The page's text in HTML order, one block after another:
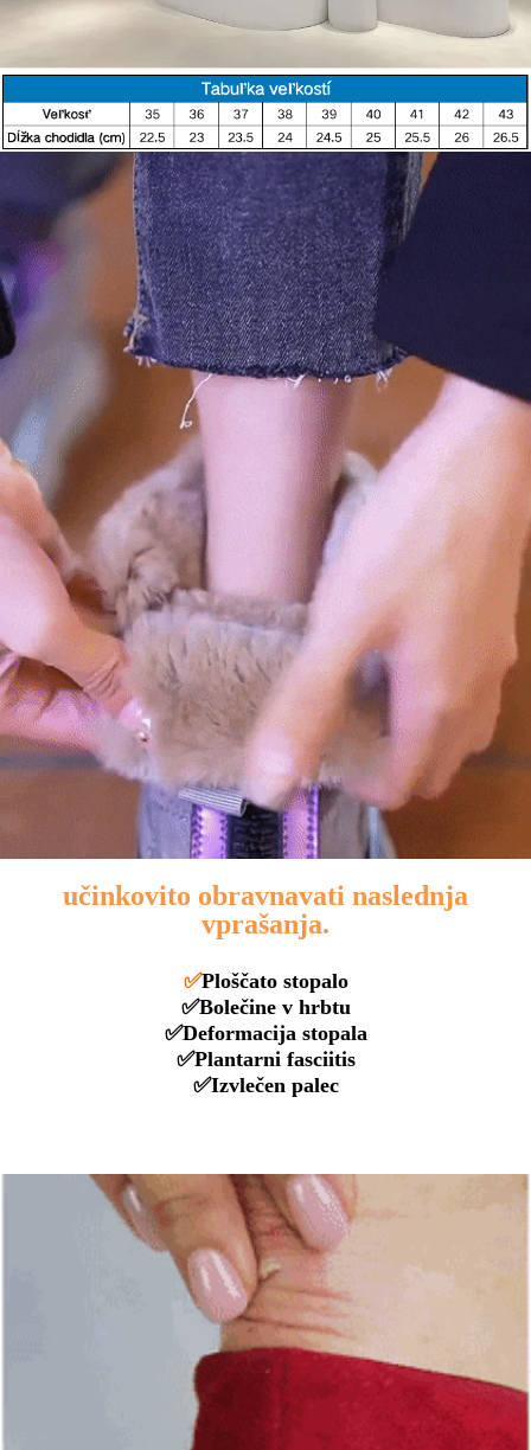
učinkovito obravnavati naslednja
vprašanja.
✅Ploščato stopalo
✅Bolečine v hrbtu
✅Deformacija stopala
✅Plantarni fasciitis
✅Izvlečen palec